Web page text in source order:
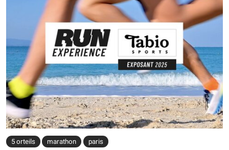
5 orteils marathon paris